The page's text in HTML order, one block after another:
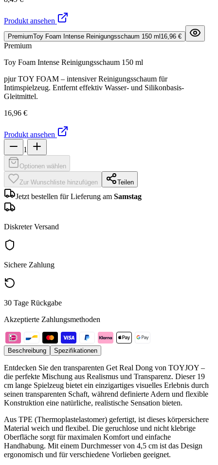
Produkt ansehen
PremiumToy Foam Intense Reinigungsschaum 150 ml 16,96 €
Premium
Toy Foam Intense Reinigungsschaum 150 ml
pjur TOY FOAM – intensiver Reinigungsschaum für
Intimspielzeug. Entfernt effektiv Wasser- und Silikonbasis-
Gleitmittel.
16,96 €
Produkt ansehen
1
Optionen wählen
Zur Wunschliste hinzufügen Teilen
Jetzt bestellen für Lieferung am Samstag
Diskreter Versand
Sichere Zahlung
30 Tage Rückgabe
Akzeptierte Zahlungsmethoden
Beschreibung Spezifikationen
Entdecken Sie den transparenten Get Real Dong von TOYJOY –
die perfekte Mischung aus Realismus und Transparenz. Dieser 19
cm lange Spielzeug bietet ein einzigartiges visuelles Erlebnis durch
seinen transparenten Schaft, während definierte Adern und flexible
Konstruktion eine natürliche, realistische Sensation bieten.
Aus TPE (Thermoplastelastomer) gefertigt, ist dieses körpersichere
Material weich und flexibel. Die geruchlose und nicht klebrige
Oberfläche sorgt für maximalen Komfort und einfache
Handhabung. Mit einem Durchmesser von 4,5 cm ist das Design
ergonomisch und für verschiedene Vorlieben geeignet.